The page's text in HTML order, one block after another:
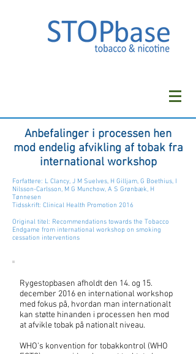
Anbefalinger i processen hen
mod endelig afvikling af tobak fra
international workshop
Forfattere: L Clancy, J M Suelves, H Gilljam, G Boethius, I
Nilsson-Carlsson, M G Munchow, A S Grønbæk, H
Tønnesen
Tidsskrift: Clinical Health Promotion 2016
Original titel: Recommendations towards the Tobacco
Endgame from international workshop on smoking
cessation interventions
Rygestopbasen afholdt den 14. og 15.
december 2016 en international workshop
med fokus på, hvordan man internationalt
kan støtte hinanden i processen hen mod
at afvikle tobak på nationalt niveau.
WHO's konvention for tobakkontrol (WHO